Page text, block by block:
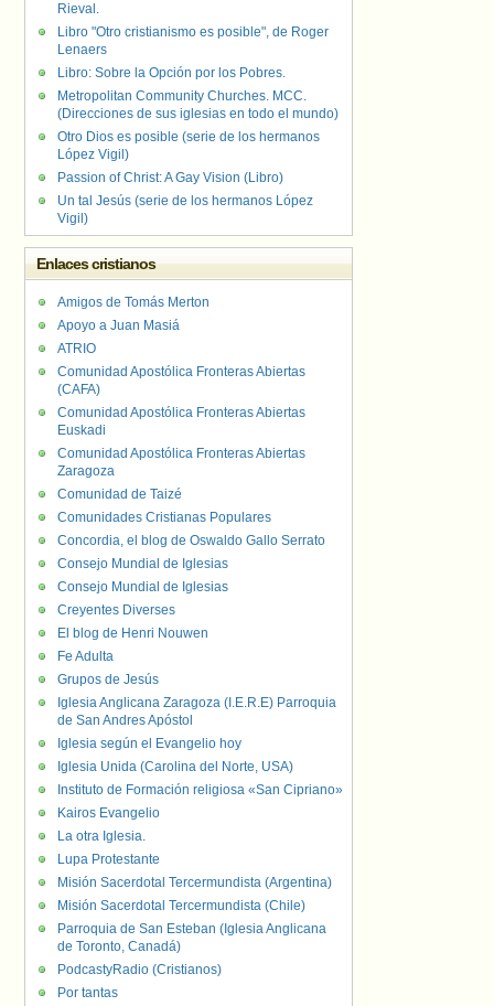
Rieval.
Libro "Otro cristianismo es posible", de Roger
Lenaers
Libro: Sobre la Opción por los Pobres.
Metropolitan Community Churches. MCC.
(Direcciones de sus iglesias en todo el mundo)
Otro Dios es posible (serie de los hermanos
López Vigil)
Passion of Christ: A Gay Vision (Libro)
Un tal Jesús (serie de los hermanos López
Vigil)
Enlaces cristianos
Amigos de Tomás Merton
Apoyo a Juan Masiá
ATRIO
Comunidad Apostólica Fronteras Abiertas
(CAFA)
Comunidad Apostólica Fronteras Abiertas
Euskadi
Comunidad Apostólica Fronteras Abiertas
Zaragoza
Comunidad de Taizé
Comunidades Cristianas Populares
Concordia, el blog de Oswaldo Gallo Serrato
Consejo Mundial de Iglesias
Consejo Mundial de Iglesias
Creyentes Diverses
El blog de Henri Nouwen
Fe Adulta
Grupos de Jesús
Iglesia Anglicana Zaragoza (I.E.R.E) Parroquia
de San Andres Apóstol
Iglesia según el Evangelio hoy
Iglesia Unida (Carolina del Norte, USA)
Instituto de Formación religiosa «San Cipriano»
Kairos Evangelio
La otra Iglesia.
Lupa Protestante
Misión Sacerdotal Tercermundista (Argentina)
Misión Sacerdotal Tercermundista (Chile)
Parroquia de San Esteban (Iglesia Anglicana
de Toronto, Canadá)
PodcastyRadio (Cristianos)
Por tantas